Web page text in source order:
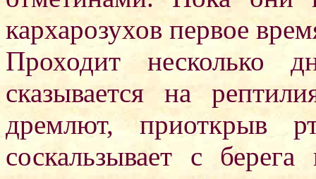
кархарозухов первое
Проходит несколько
сказывается на
дремлют, приоткрыв
соскальзывает с